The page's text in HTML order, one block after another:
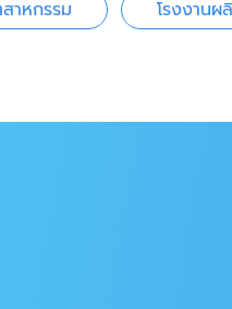
าหกรรม
โรงงาน